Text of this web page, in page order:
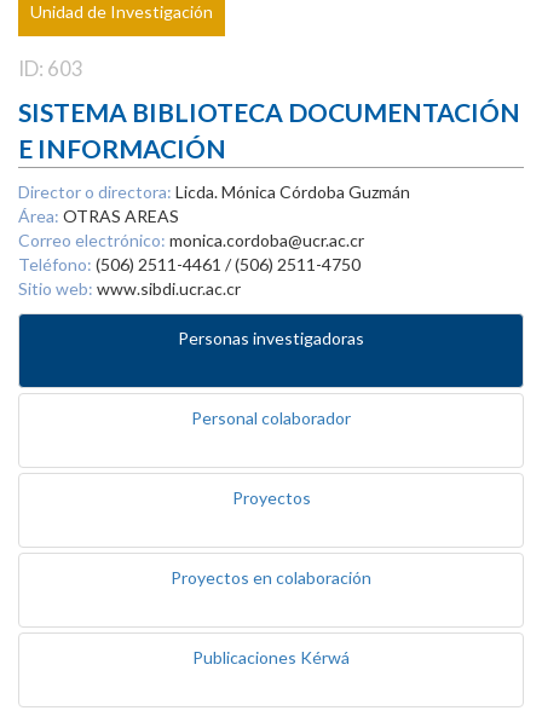
Unidad de Investigación
ID: 603
SISTEMA BIBLIOTECA DOCUMENTACIÓN
E INFORMACIÓN
Director o directora: Licda. Mónica Córdoba Guzmán
Área: OTRAS AREAS
Correo electrónico: monica.cordoba@ucr.ac.cr
Teléfono: (506) 2511-4461 / (506) 2511-4750
Sitio web: www.sibdi.ucr.ac.cr
Personas investigadoras
Personal colaborador
Proyectos
Proyectos en colaboración
Publicaciones Kérwá